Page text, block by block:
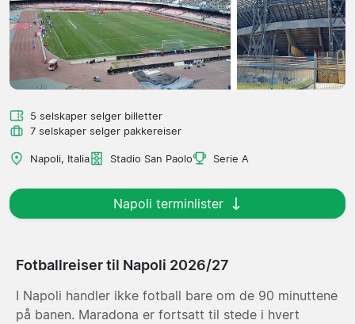
5 selskaper selger billetter
7 selskaper selger pakkereiser
Napoli, Italia Stadio San Paolo Serie A
Napoli terminlister
Fotballreiser til Napoli 2026/27
I Napoli handler ikke fotball bare om de 90 minuttene
på banen. Maradona er fortsatt til stede i hvert